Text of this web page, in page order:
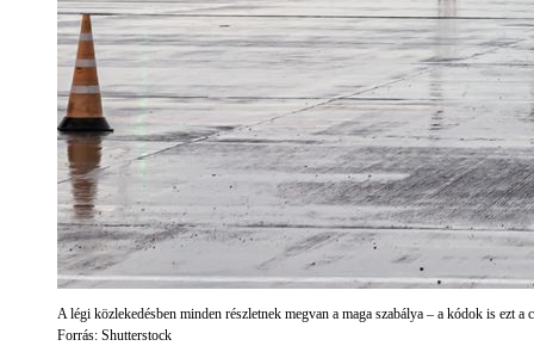
A légi közlekedésben minden részletnek megvan a maga szabálya – a kódok is ezt a
Forrás: Shutterstock